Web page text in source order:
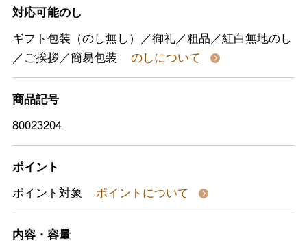
対応可能のし
ギフト包装（のし無し）／御礼／粗品／紅白無地のし
／ご挨拶／簡易包装
のしについて
商品記号
80023204
ポイント
ポイント対象
ポイントについて
内容・容量